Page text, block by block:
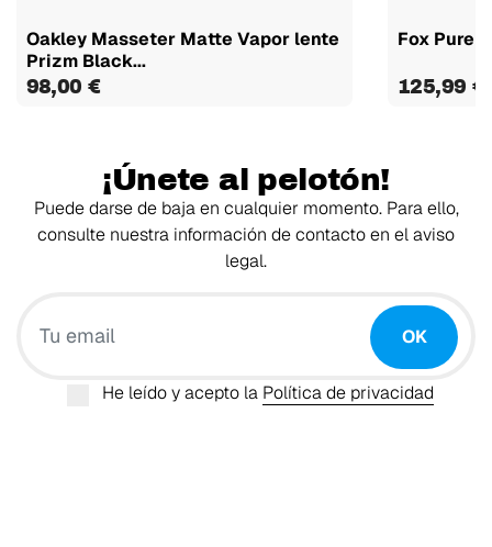
Oakley Masseter Matte Vapor lente
Prizm Black...
98,00 €
Fox Pure
125,99 €
¡Únete al pelotón!
Puede darse de baja en cualquier momento. Para ello,
consulte nuestra información de contacto en el aviso
legal.
OK
He leído y acepto la Política de privacidad